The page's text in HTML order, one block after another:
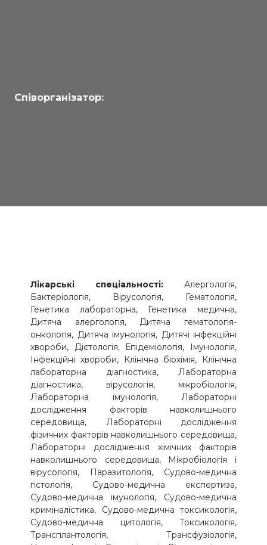
Співорганізатор:
Лікарські спеціальності: Алергологія,
Бактеріологія, Вірусологія, Гематологія,
Генетика лабораторна, Генетика медична,
Дитяча алергологія, Дитяча гематологія-
онкологія, Дитяча імунологія, Дитячі інфекційні
хвороби, Дієтологія, Епідеміологія, Імунологія,
Інфекційні хвороби, Клінічна біохімія, Клінічна
лабораторна діагностика, Лабораторна
діагностика, вірусологія, мікробіологія,
Лабораторна імунологія, Лабораторні
дослідження факторів навколишнього
середовища, Лабораторні дослідження
фізичних факторів навколишнього середовища,
Лабораторні дослідження хімічних факторів
навколишнього середовища, Мікробіологія і
вірусологія, Паразитологія, Судово-медична
гістологія, Судово-медична експертиза,
Судово-медична імунологія, Судово-медична
криміналістика, Судово-медична токсикологія,
Судово-медична цитологія, Токсикологія,
Трансплантологія, Трансфузіологія,